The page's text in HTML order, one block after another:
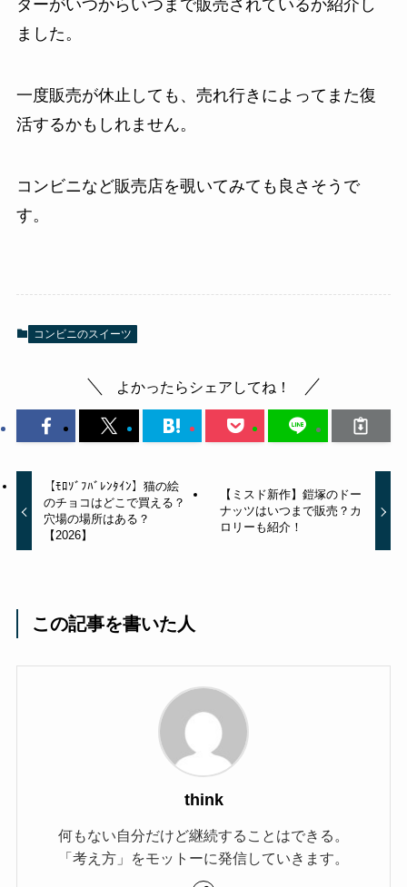
ターがいつからいつまで販売されているか紹介し
ました。
一度販売が休止しても、売れ行きによってまた復
活するかもしれません。
コンビニなど販売店を覗いてみても良さそうで
す。
コンビニのスイーツ
よかったらシェアしてね！
【ﾓﾛｿﾞﾌﾊﾞﾚﾝﾀｲﾝ】猫の絵
のチョコはどこで買える？
穴場の場所はある？
【2026】
【ミスド新作】鎧塚のドー
ナッツはいつまで販売？カ
ロリーも紹介！
この記事を書いた人
think
何もない自分だけど継続することはできる。
「考え方」をモットーに発信していきます。